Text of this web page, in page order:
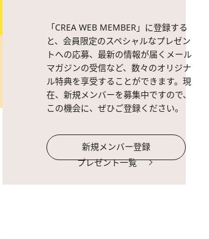
「CREA WEB MEMBER」に登録する
と、会員限定のスペシャルなプレゼン
トへの応募、最新の情報が届くメール
マガジンの受信など、数々のオリジナ
ル特典を享受することができます。現
在、新規メンバーを募集中ですので、
この機会に、ぜひご登録ください。
新規メンバー登録
プレゼント一覧